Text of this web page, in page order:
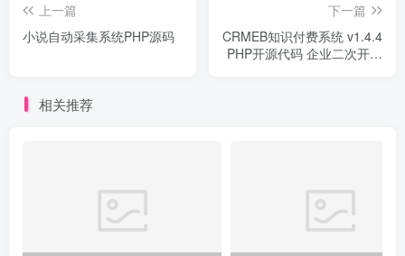
上一篇
小说自动采集系统PHP源码
下一篇
CRMEB知识付费系统 v1.4.4
PHP开源代码 企业二次开发
相关推荐